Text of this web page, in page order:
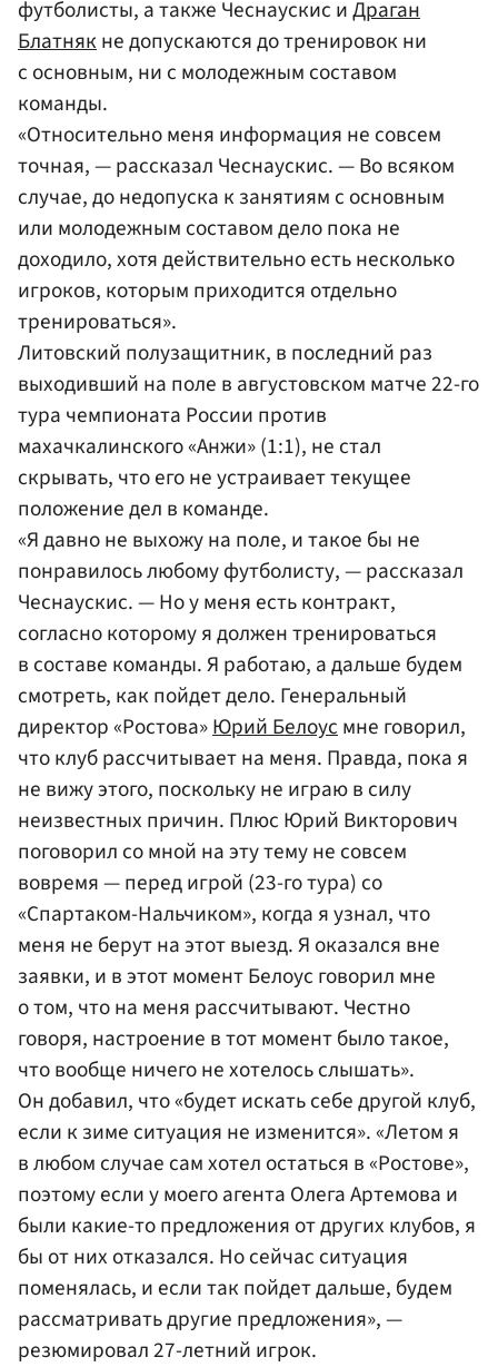
футболисты, а также Чеснаускис иДраган
Блатнякне допускаются до тренировок ни
с основным, ни с молодежным составом
команды.
«Относительно меня информация не совсем
точная, — рассказал Чеснаускис. — Во всяком
случае, до недопуска к занятиям с основным
или молодежным составом дело пока не
доходило, хотя действительно есть несколько
игроков, которым приходится отдельно
тренироваться».
Литовский полузащитник, в последний раз
выходивший на поле в августовском матче 22-го
тура чемпионата России против
махачкалинского «Анжи» (1:1), не стал
скрывать, что его не устраивает текущее
положение дел в команде.
«Я давно не выхожу на поле, и такое бы не
понравилось любому футболисту, — рассказал
Чеснаускис. — Но у меня есть контракт,
согласно которому я должен тренироваться
в составе команды. Я работаю, а дальше будем
смотреть, как пойдет дело. Генеральный
директор «Ростова»Юрий Белоусмне говорил,
что клуб рассчитывает на меня. Правда, пока я
не вижу этого, поскольку не играю в силу
неизвестных причин. Плюс Юрий Викторович
поговорил со мной на эту тему не совсем
вовремя — перед игрой (23-го тура) со
«Спартаком-Нальчиком», когда я узнал, что
меня не берут на этот выезд. Я оказался вне
заявки, и в этот момент Белоус говорил мне
о том, что на меня рассчитывают. Честно
говоря, настроение в тот момент было такое,
что вообще ничего не хотелось слышать».
Он добавил, что «будет искать себе другой клуб,
если к зиме ситуация не изменится». «Летом я
в любом случае сам хотел остаться в «Ростове»,
поэтому если у моего агента Олега Артемова и
были какие-то предложения от других клубов, я
бы от них отказался. Но сейчас ситуация
поменялась, и если так пойдет дальше, будем
рассматривать другие предложения», —
резюмировал 27-летний игрок.